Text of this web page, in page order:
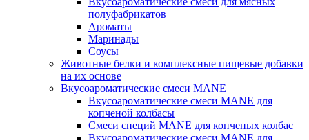
полуфабрикатов
Ароматы
Маринады
Соусы
Животные белки и комплексные пищевые добавки
на их основе
Вкусоароматические смеси MANE
Вкусоароматические смеси MANE для
копченой колбасы
Смеси специй MANE для копченых колбас